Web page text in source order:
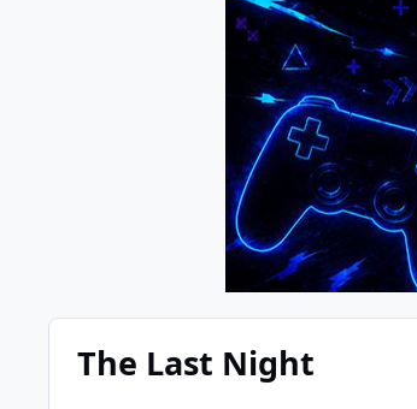
The Last Night